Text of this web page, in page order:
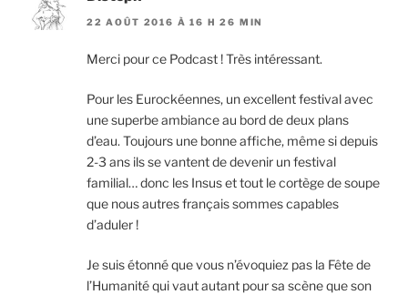
22 AOÛT 2016 À 16 H 26 MIN
Merci pour ce Podcast ! Très intéressant.
Pour les Eurockéennes, un excellent festival avec
une superbe ambiance au bord de deux plans
d’eau. Toujours une bonne affiche, même si depuis
2-3 ans ils se vantent de devenir un festival
familial… donc les Insus et tout le cortège de soupe
que nous autres français sommes capables
d’aduler !
Je suis étonné que vous n’évoquiez pas la Fête de
l’Humanité qui vaut autant pour sa scène que son